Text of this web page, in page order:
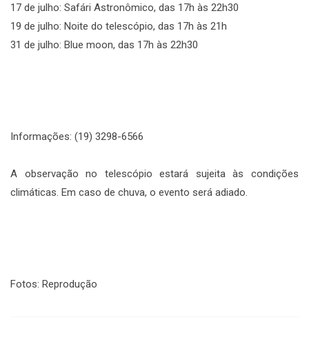
17 de julho: Safári Astronômico, das 17h às 22h30
19 de julho: Noite do telescópio, das 17h às 21h
31 de julho: Blue moon, das 17h às 22h30
Informações: (19) 3298-6566
A observação no telescópio estará sujeita às condições
climáticas. Em caso de chuva, o evento será adiado.
Fotos: Reprodução